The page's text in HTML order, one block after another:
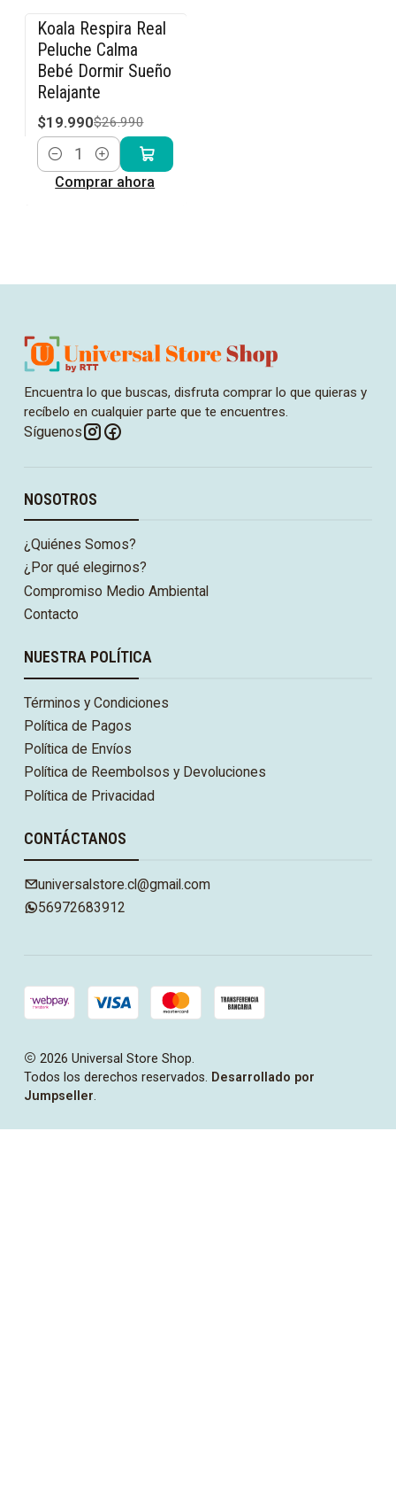
-26% OFF
Koala Respira Real
Peluche Calma
Bebé Dormir Sueño
Relajante
$19.990$26.990
Cantidad
Comprar ahora
Encuentra lo que buscas, disfruta comprar lo que quieras y
recíbelo en cualquier parte que te encuentres.
Síguenos
NOSOTROS
¿Quiénes Somos?
¿Por qué elegirnos?
Compromiso Medio Ambiental
Contacto
NUESTRA POLÍTICA
Términos y Condiciones
Política de Pagos
Política de Envíos
Política de Reembolsos y Devoluciones
Política de Privacidad
CONTÁCTANOS
universalstore.cl@gmail.com
56972683912
2026 Universal Store Shop.
Todos los derechos reservados. Desarrollado por
Jumpseller.